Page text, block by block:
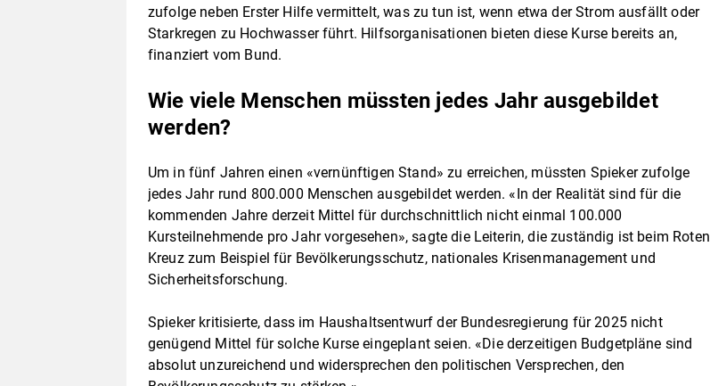
zufolge neben Erster Hilfe vermittelt, was zu tun ist, wenn etwa der Strom ausfällt oder
Starkregen zu Hochwasser führt. Hilfsorganisationen bieten diese Kurse bereits an,
finanziert vom Bund.
Wie viele Menschen müssten jedes Jahr ausgebildet
werden?
Um in fünf Jahren einen «vernünftigen Stand» zu erreichen, müssten Spieker zufolge
jedes Jahr rund 800.000 Menschen ausgebildet werden. «In der Realität sind für die
kommenden Jahre derzeit Mittel für durchschnittlich nicht einmal 100.000
Kursteilnehmende pro Jahr vorgesehen», sagte die Leiterin, die zuständig ist beim Roten
Kreuz zum Beispiel für Bevölkerungsschutz, nationales Krisenmanagement und
Sicherheitsforschung.
Spieker kritisierte, dass im Haushaltsentwurf der Bundesregierung für 2025 nicht
genügend Mittel für solche Kurse eingeplant seien. «Die derzeitigen Budgetpläne sind
absolut unzureichend und widersprechen den politischen Versprechen, den